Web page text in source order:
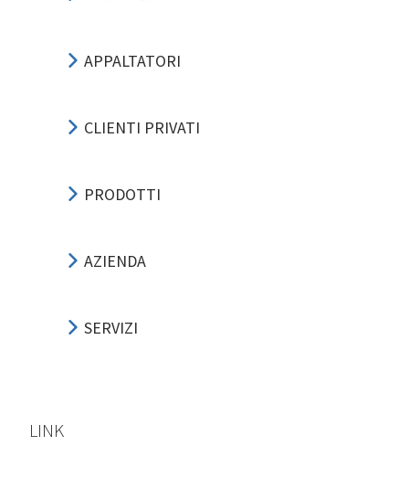
APPALTATORI
CLIENTI PRIVATI
PRODOTTI
AZIENDA
SERVIZI
LINK